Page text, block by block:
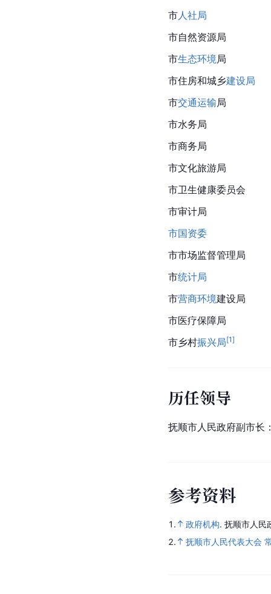
市人社局
市自然资源局
市生态环境局
市住房和城乡建设局
市交通运输局
市水务局
市商务局
市文化旅游局
市卫生健康委员会
市审计局
市国资委
市市场监督管理局
市统计局
市营商环境建设局
市医疗保障局
市乡村振兴局[1]
历任领导
抚顺市人民政府副市长
参考资料
1. 政府机构. 抚顺市人民
2.
抚顺市人民代表大会